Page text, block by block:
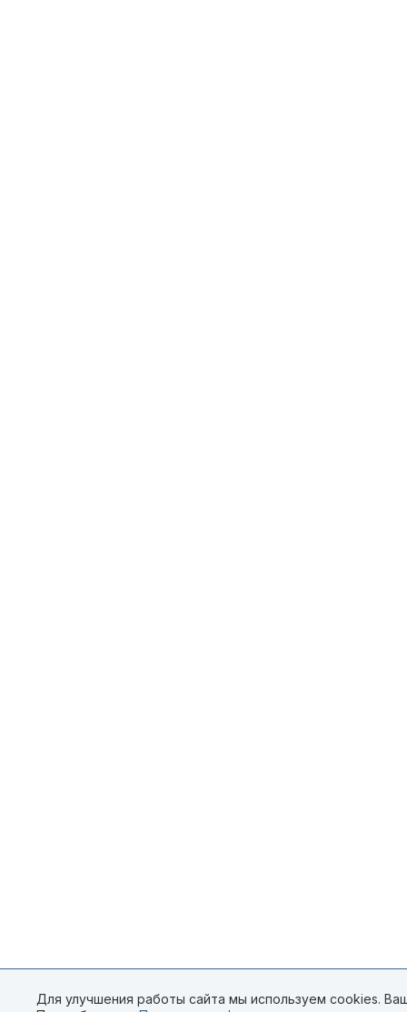
Для улучшения работы сайта мы используем cookies.